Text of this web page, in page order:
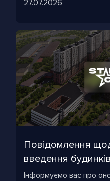
27.07.2026
Повідомлення
введення
Інформуємо вас про